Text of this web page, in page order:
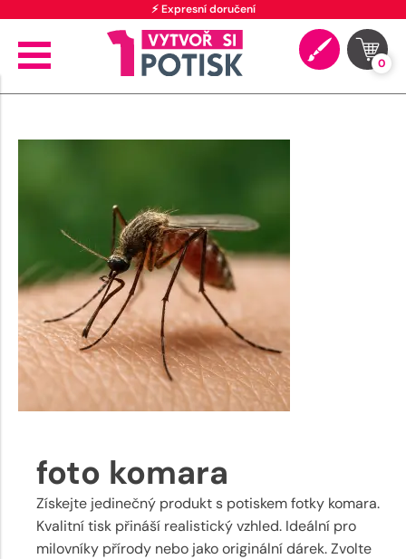
⚡ Expresní doručení
0
foto komara
Získejte jedinečný produkt s potiskem fotky komara.
Kvalitní tisk přináší realistický vzhled. Ideální pro
milovníky přírody nebo jako originální dárek. Zvolte